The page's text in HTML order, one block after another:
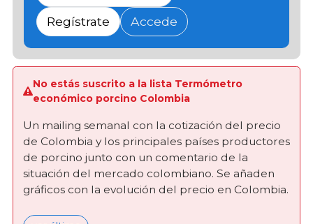
Regístrate Accede
No estás suscrito a la lista Termómetro
económico porcino Colombia
Un mailing semanal con la cotización del precio
de Colombia y los principales países productores
de porcino junto con un comentario de la
situación del mercado colombiano. Se añaden
gráficos con la evolución del precio en Colombia.